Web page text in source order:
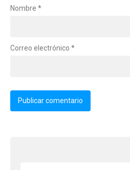
Nombre *
Correo electrónico *